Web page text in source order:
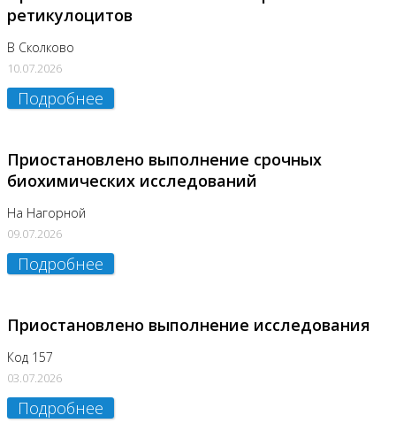
ретикулоцитов
В Сколково
10.07.2026
Подробнее
Приостановлено выполнение срочных
биохимических исследований
На Нагорной
09.07.2026
Подробнее
Приостановлено выполнение исследования
Код 157
03.07.2026
Подробнее